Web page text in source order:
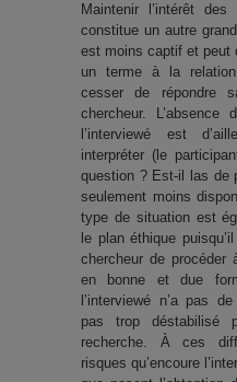
Maintenir l’intérêt
constitue un autre
est moins captif et peut
un terme à la
cesser de répondre
chercheur.
l’interviewé est
interpréter (le
question ? Est-il las de
seulement moins
type de situation est
le plan éthique
chercheur de procéder
en bonne et due
l’interviewé n’a pas
pas trop déstabilisé
recherche. À ces
risques qu’encoure